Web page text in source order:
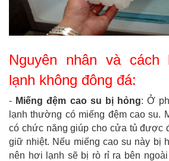
Nguyên nhân và cách
lạnh không đông đá:
- Miếng đệm cao su bị hỏng: Ở
lạnh thường có miếng đệm cao su.
có chức năng giúp cho cửa tủ được
giữ nhiệt. Nếu miếng cao su này bị
nên hơi lạnh sẽ bị rò rỉ ra bên